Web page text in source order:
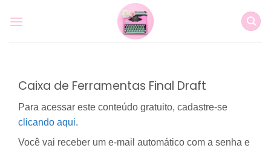
Caixa de Ferramentas Final Draft
Para acessar este conteúdo gratuito, cadastre-se
clicando aqui.
Você vai receber um e-mail automático com a senha e